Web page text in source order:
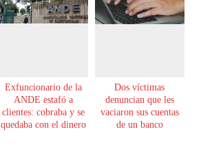
Exfuncionario de la
ANDE estafó a
clientes: cobraba y se
quedaba con el dinero
Dos víctimas
denuncian que les
vaciaron sus cuentas
de un banco